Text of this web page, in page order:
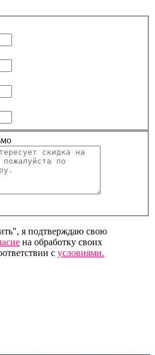
я подтверждаю свою
на обработку своих
с условиями.